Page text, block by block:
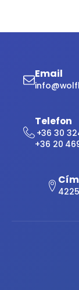
Email
Telefon
+36 30
+36 20
Cím